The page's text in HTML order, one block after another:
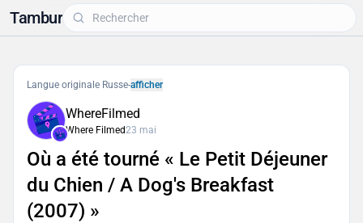
Tambur
Langue originale Russe-afficher
WhereFilmed
Where Filmed23 mai
Où a été tourné « Le Petit Déjeuner
du Chien / A Dog's Breakfast
(2007) »